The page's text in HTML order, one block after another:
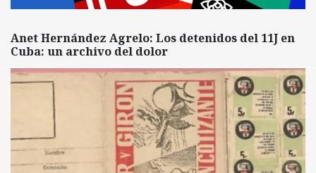
Anet Hernández Agrelo: Los detenidos del 11J en
Cuba: un archivo del dolor